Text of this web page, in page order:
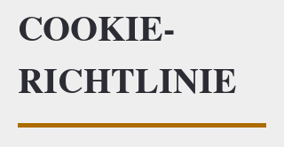
COOKIE-
RICHTLINIE